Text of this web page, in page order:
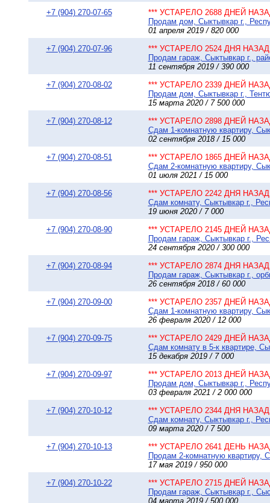
+7 (904) 270-07-65
*** УСТАРЕЛО 2688 ДНЕЙ
Продам дом, Сыктывкар г.,
01 апреля 2019 / 820 000
+7 (904) 270-07-96
*** УСТАРЕЛО 2524 ДНЯ НАЗАД
Продам гараж, Сыктывкар г.,
11 сентября 2019 / 390 000
+7 (904) 270-08-02
*** УСТАРЕЛО 2339 ДНЕЙ
Продам дом, Сыктывкар г.,
15 марта 2020 / 7 500 000
+7 (904) 270-08-12
*** УСТАРЕЛО 2898 ДНЕЙ
Сдам 1-комнатную квартиру,
02 сентября 2018 / 15 000
+7 (904) 270-08-51
*** УСТАРЕЛО 1865 ДНЕЙ
Сдам 2-комнатную квартиру,
01 июля 2021 / 15 000
+7 (904) 270-08-56
*** УСТАРЕЛО 2242 ДНЯ НАЗАД
Сдам комнату, Сыктывкар г.,
19 июня 2020 / 7 000
+7 (904) 270-08-90
*** УСТАРЕЛО 2145 ДНЕЙ
Продам гараж, Сыктывкар г.,
24 сентября 2020 / 300 000
+7 (904) 270-08-94
*** УСТАРЕЛО 2874 ДНЯ НАЗАД
Продам гараж, Сыктывкар г.,
26 сентября 2018 / 60 000
+7 (904) 270-09-00
*** УСТАРЕЛО 2357 ДНЕЙ
Сдам 1-комнатную квартиру,
26 февраля 2020 / 12 000
+7 (904) 270-09-75
*** УСТАРЕЛО 2429 ДНЕЙ
Сдам комнату в 5-к квартире,
15 декабря 2019 / 7 000
+7 (904) 270-09-97
*** УСТАРЕЛО 2013 ДНЕЙ
Продам дом, Сыктывкар г.,
03 февраля 2021 / 2 000 000
+7 (904) 270-10-12
*** УСТАРЕЛО 2344 ДНЯ НАЗАД
Сдам комнату, Сыктывкар г.,
09 марта 2020 / 7 500
+7 (904) 270-10-13
*** УСТАРЕЛО 2641 ДЕНЬ
Продам 2-комнатную квартиру,
17 мая 2019 / 950 000
+7 (904) 270-10-22
*** УСТАРЕЛО 2715 ДНЕЙ
Продам гараж, Сыктывкар г.,
04 марта 2019 / 500 000